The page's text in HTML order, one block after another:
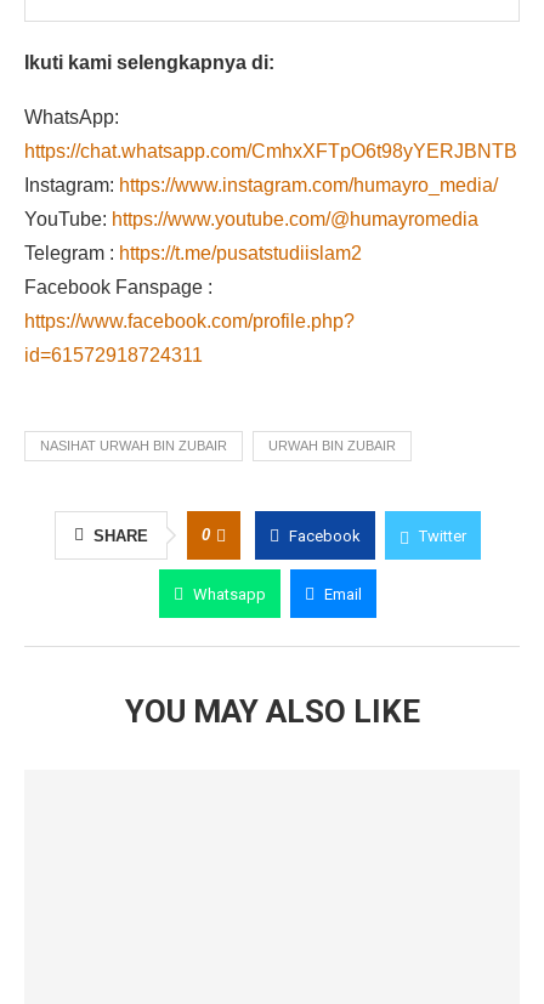
Ikuti kami selengkapnya di:
WhatsApp:
https://chat.whatsapp.com/CmhxXFTpO6t98yYERJBNTB
Instagram: https://www.instagram.com/humayro_media/
YouTube: https://www.youtube.com/@humayromedia
Telegram : https://t.me/pusatstudiislam2
Facebook Fanspage :
https://www.facebook.com/profile.php?
id=61572918724311
NASIHAT URWAH BIN ZUBAIR URWAH BIN ZUBAIR
SHARE 0 Facebook Twitter
Whatsapp Email
YOU MAY ALSO LIKE